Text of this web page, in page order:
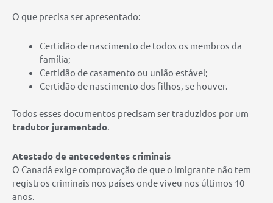
O que precisa ser apresentado:
Certidão de nascimento de todos os membros da
família;
Certidão de casamento ou união estável;
Certidão de nascimento dos filhos, se houver.
Todos esses documentos precisam ser traduzidos por um
tradutor juramentado
Atestado de antecedentes criminais
O Canadá exige comprovação de que o imigrante não tem
registros criminais nos países onde viveu nos últimos 10
anos.